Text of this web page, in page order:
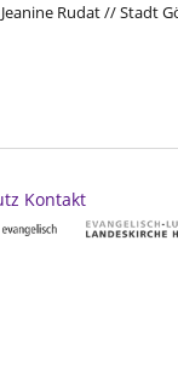
Rudat // Stadt
Kontakt